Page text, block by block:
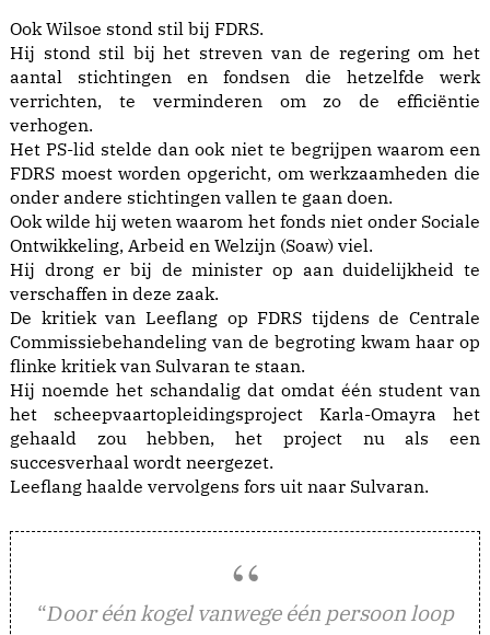
Ook Wilsoe stond stil bij FDRS.
Hij stond stil bij het streven van de regering om het
aantal stichtingen en fondsen die hetzelfde werk
verrichten, te verminderen om zo de efficiëntie
verhogen.
Het PS-lid stelde dan ook niet te begrijpen waarom een
FDRS moest worden opgericht, om werkzaamheden die
onder andere stichtingen vallen te gaan doen.
Ook wilde hij weten waarom het fonds niet onder Sociale
Ontwikkeling, Arbeid en Welzijn (Soaw) viel.
Hij drong er bij de minister op aan duidelijkheid te
verschaffen in deze zaak.
De kritiek van Leeflang op FDRS tijdens de Centrale
Commissiebehandeling van de begroting kwam haar op
flinke kritiek van Sulvaran te staan.
Hij noemde het schandalig dat omdat één student van
het scheepvaartopleidingsproject Karla-Omayra het
gehaald zou hebben, het project nu als een
succesverhaal wordt neergezet.
Leeflang haalde vervolgens fors uit naar Sulvaran.
“Door één kogel vanwege één persoon loop